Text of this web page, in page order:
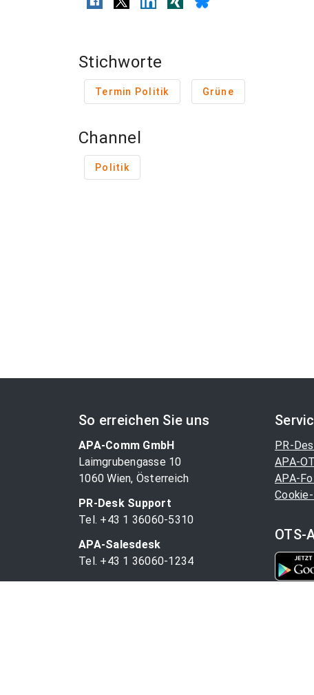
Stichworte
Termin Politik Grüne
Channel
Politik
So erreichen Sie uns
APA-Comm GmbH
Laimgrubengasse 10
1060 Wien, Österreich
PR-Desk Support
Tel. +43 1 36060-5310
APA-Salesdesk
Tel. +43 1 36060-1234
PR-
APA-
APA-
OTS-